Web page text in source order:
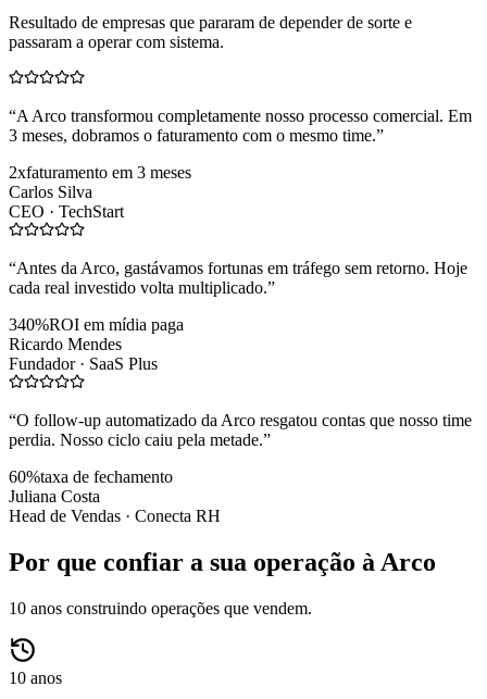
Resultado de empresas que pararam de depender de sorte e
passaram a operar com sistema.
“A Arco transformou completamente nosso processo comercial. Em
3 meses, dobramos o faturamento com o mesmo time.”
2xfaturamento em 3 meses
Carlos Silva
CEO · TechStart
“Antes da Arco, gastávamos fortunas em tráfego sem retorno. Hoje
cada real investido volta multiplicado.”
340%ROI em mídia paga
Ricardo Mendes
Fundador · SaaS Plus
“O follow-up automatizado da Arco resgatou contas que nosso time
perdia. Nosso ciclo caiu pela metade.”
60%taxa de fechamento
Juliana Costa
Head de Vendas · Conecta RH
Por que confiar a sua operação à Arco
10 anos construindo operações que vendem.
10 anos